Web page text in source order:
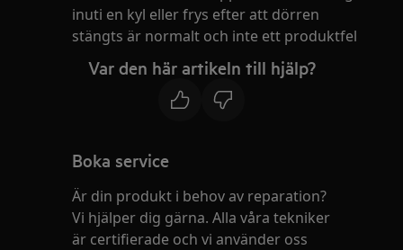
inuti en kyl eller frys efter att dörren
stängts är normalt och inte ett produktfel
Var den här artikeln till hjälp?
Boka service
Är din produkt i behov av reparation?
Vi hjälper dig gärna. Alla våra tekniker
är certifierade och vi använder oss